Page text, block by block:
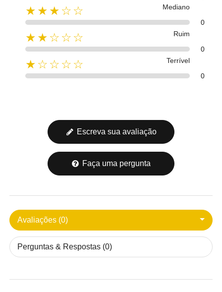
★★★☆☆
Mediano
0
★★☆☆☆
Ruim
0
★☆☆☆☆
Terrível
0
Escreva sua avaliação
Faça uma pergunta
Avaliações (0)
Perguntas & Respostas (0)